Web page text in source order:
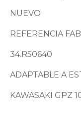
NUEVO
REFERENCIA
34.R50640
ADAPTABLE A
KAWASAKI GPZ